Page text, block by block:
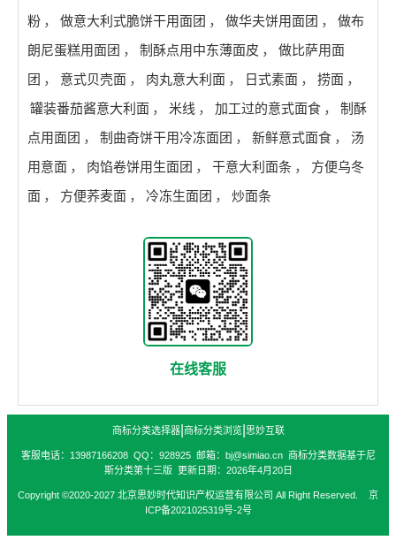
粉 ， 做意大利式脆饼干用面团 ， 做华夫饼用面团 ，
做布
朗尼蛋糕用面团 ， 制酥点用中东薄面皮 ，
做比萨用面
团 ， 意式贝壳面 ， 肉丸意大利面 ， 日式素面 ， 捞面 ，
罐装番茄酱意大利面 ， 米线 ， 加工过的意式面食 ，
制酥
点用面团 ， 制曲奇饼干用冷冻面团 ， 新鲜意式面食 ，
汤
用意面 ， 肉馅卷饼用生面团 ， 干意大利面条 ，
方便乌冬
面 ， 方便荞麦面 ， 冷冻生面团 ， 炒面条
在线客服
商标分类选择器| 商标分类浏览| 思妙互联
客服电话：13987166208 QQ：928925 邮箱：bj@simiao.cn 商标分类数据基于尼
斯分类第十三版 更新日期：2026年4月20日
Copyright ©2020-2027 北京思妙时代知识产权运营有限公司 All Right Reserved. 京
ICP备2021025319号-2号